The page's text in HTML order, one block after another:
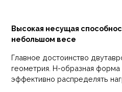
Высокая несущая
небольшом весе
Главное достоинство
геометрия. Н-образная форма
эффективно распределять